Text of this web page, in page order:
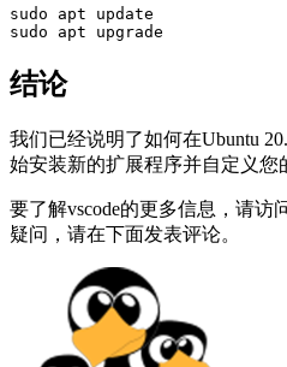
sudo apt update
sudo apt upgrade
结论
我们已经说明了如何在Ubuntu
始安装新的扩展程序并自定义您
要了解vscode的更多信息，请访
疑问，请在下面发表评论。